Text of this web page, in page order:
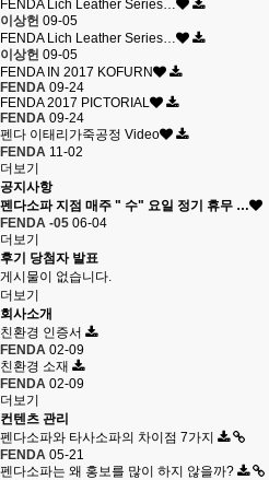
FENDA Lich Leather Series…
이상헌 09-05
FENDA Lich Leather Series…
이상헌 09-05
FENDA IN 2017 KOFURN
FENDA 09-24
FENDA 2017 PICTORIAL
FENDA 09-24
펜다 이태리가죽공정 Video
FENDA 11-02
더보기
공지사항
펜다소파 지점 매주 " 수" 요일 정기 휴무 …
FENDA -05 06-04
더보기
후기 당첨자 발표
게시물이 없습니다.
더보기
회사소개
친환경 인증서
FENDA 02-09
친환경 소재
FENDA 02-09
더보기
컨텐츠 관리
펜다소파와 타사소파의 차이점 7가지
FENDA 05-21
펜다소파는 왜 홍보를 많이 하지 않을까?